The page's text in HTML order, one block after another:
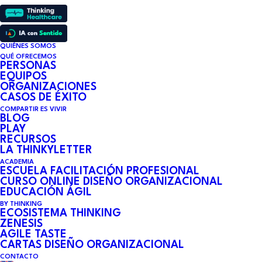
QUIÉNES SOMOS
QUÉ OFRECEMOS
PERSONAS
EQUIPOS
ORGANIZACIONES
CASOS DE ÉXITO
COMPARTIR ES VIVIR
BLOG
PLAY
RECURSOS
LA THINKYLETTER
ACADEMIA
ESCUELA FACILITACIÓN PROFESIONAL
CURSO ONLINE DISEÑO ORGANIZACIONAL
EDUCACIÓN ÁGIL
BY THINKING
ECOSISTEMA THINKING
ZENESIS
AGILE TASTE
CARTAS DISEÑO ORGANIZACIONAL
CONTACTO
LA CURVA DE LA
INNOVACIÓN DE
ROGERS
26 DE ENERO DE 2023 • 13 MINUTES